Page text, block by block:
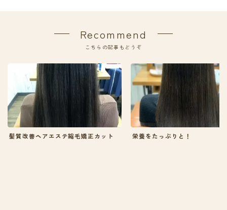
Recommend
こちらの記事もどうぞ
髪質改善ヘアエステ縮毛矯正カット 栄養をたっぷりと！